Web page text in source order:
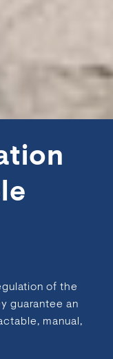
of the
guarantee an
manual,